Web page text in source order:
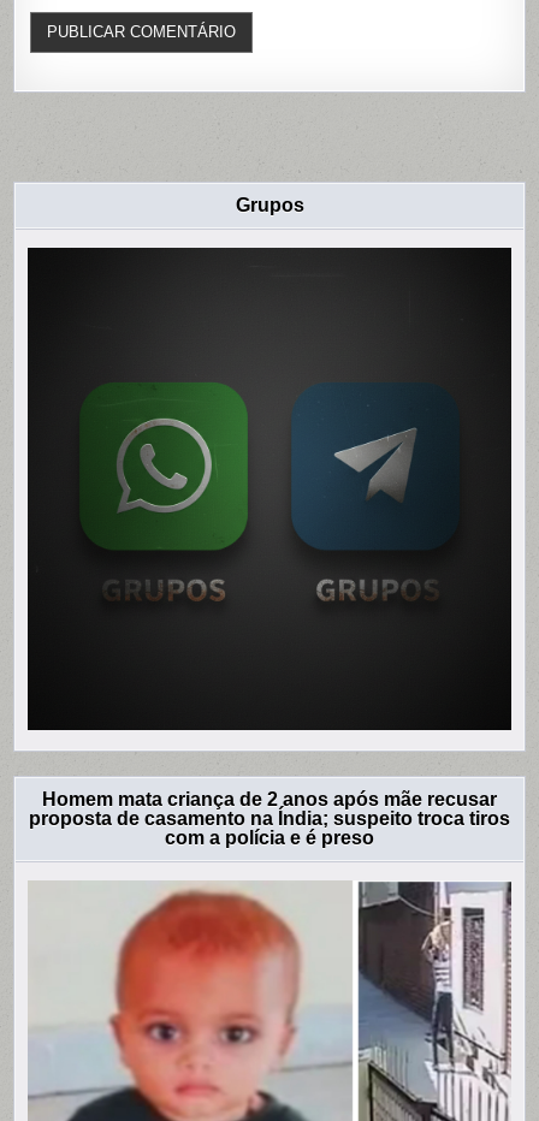
Grupos
Homem mata criança de 2 anos após mãe recusar
proposta de casamento na Índia; suspeito troca tiros
com a polícia e é preso